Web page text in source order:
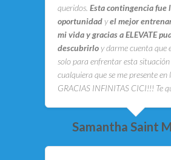
queridos. Esta contingencia fue
oportunidadyel mejor
mi vida y gracias a ELEVATE
descubrirloy darme cuenta que
solo para enfrentar esta situación
cualquiera que se me presente en
GRACIAS INFINITAS CICI!!! Te
Samantha Saint